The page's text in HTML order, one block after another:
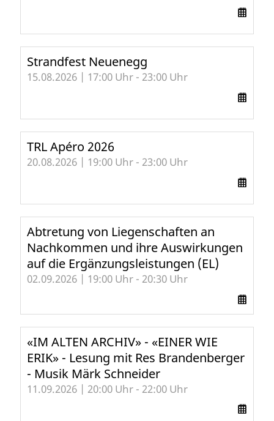
Strandfest Neuenegg
15.08.2026 | 17:00 Uhr - 23:00 Uhr
TRL Apéro 2026
20.08.2026 | 19:00 Uhr - 23:00 Uhr
Abtretung von Liegenschaften an
Nachkommen und ihre Auswirkungen
auf die Ergänzungsleistungen (EL)
02.09.2026 | 19:00 Uhr - 20:30 Uhr
«IM ALTEN ARCHIV» - «EINER WIE
ERIK» - Lesung mit Res Brandenberger
- Musik Märk Schneider
11.09.2026 | 20:00 Uhr - 22:00 Uhr